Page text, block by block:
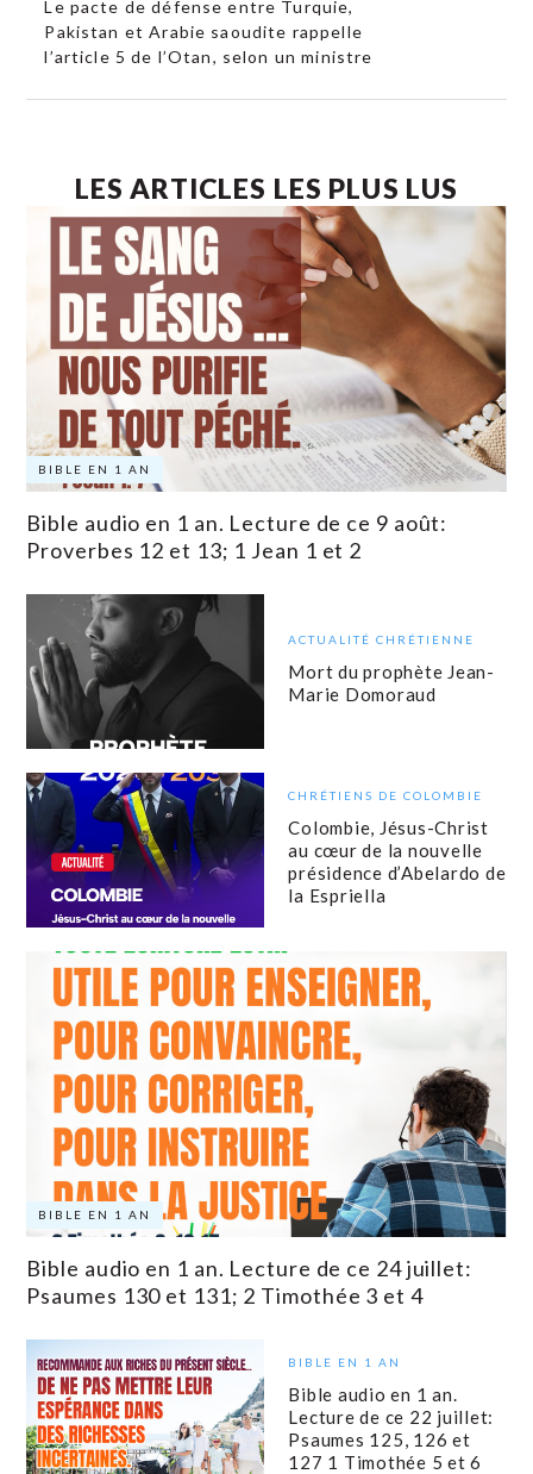
Le pacte de défense entre Turquie,
Pakistan et Arabie saoudite rappelle
l’article 5 de l’Otan, selon un ministre
LES ARTICLES LES PLUS LUS
BIBLE EN 1 AN
Bible audio en 1 an. Lecture de ce 9 août:
Proverbes 12 et 13; 1 Jean 1 et 2
ACTUALITÉ CHRÉTIENNE
Mort du prophète Jean-
Marie Domoraud
CHRÉTIENS DE COLOMBIE
Colombie, Jésus-Christ
au cœur de la nouvelle
présidence d’Abelardo de
la Espriella
BIBLE EN 1 AN
Bible audio en 1 an. Lecture de ce 24 juillet:
Psaumes 130 et 131; 2 Timothée 3 et 4
BIBLE EN 1 AN
Bible audio en 1 an.
Lecture de ce 22 juillet:
Psaumes 125, 126 et
127 1 Timothée 5 et 6